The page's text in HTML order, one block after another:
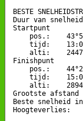
BESTE
Duur van
Startpunt
pos.:
tijd:
alti:
Finishpunt
pos.:
tijd:
alti:
Grootste
Beste snelheid
Hoogteverlies: